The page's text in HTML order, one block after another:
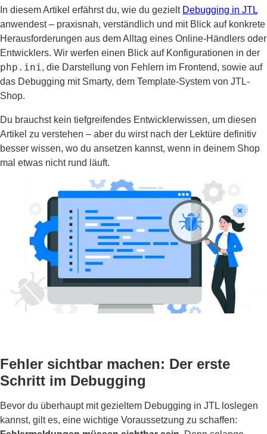
In diesem Artikel erfährst du, wie du gezielt Debugging in JTL
anwendest – praxisnah, verständlich und mit Blick auf konkrete
Herausforderungen aus dem Alltag eines Online-Händlers oder
Entwicklers. Wir werfen einen Blick auf Konfigurationen in der
php.ini, die Darstellung von Fehlern im Frontend, sowie auf
das Debugging mit Smarty, dem Template-System von JTL-
Shop.
Du brauchst kein tiefgreifendes Entwicklerwissen, um diesen
Artikel zu verstehen – aber du wirst nach der Lektüre definitiv
besser wissen, wo du ansetzen kannst, wenn in deinem Shop
mal etwas nicht rund läuft.
Fehler sichtbar machen: Der erste
Schritt im Debugging
Bevor du überhaupt mit gezieltem Debugging in JTL loslegen
kannst, gilt es, eine wichtige Voraussetzung zu schaffen: